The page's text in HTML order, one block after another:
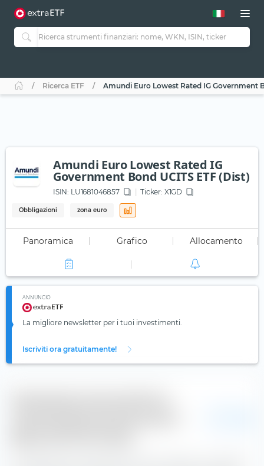
Ricerca ETF Amundi Euro Lowest Rated IG Government
Amundi Euro Lowest Rated IG
Government Bond UCITS ETF (Dist)
ISIN: LU1681046857 Ticker: X1GD
Obbligazioni zona euro
Panoramica Grafico Allocamento
ANNUNCIO
La migliore newsletter per i tuoi investimenti.
Iscriviti ora gratuitamente!